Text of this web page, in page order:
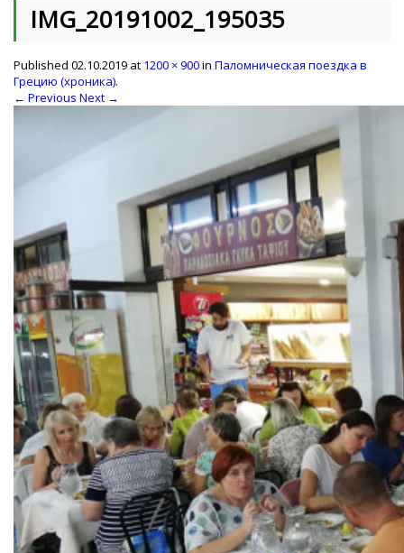
IMG_20191002_195035
Published 02.10.2019 at 1200 × 900in Паломническая поездка в
Грецию (хроника).
← Previous Next →